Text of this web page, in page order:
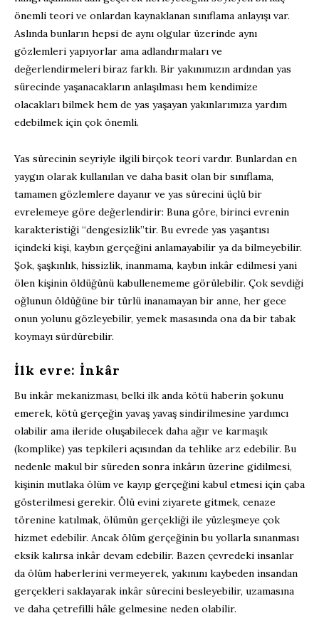
önemli teori ve onlardan kaynaklanan sınıflama anlayışı var.
Aslında bunların hepsi de aynı olgular üzerinde aynı
gözlemleri yapıyorlar ama adlandırmaları ve
değerlendirmeleri biraz farklı. Bir yakınımızın ardından yas
sürecinde yaşanacakların anlaşılması hem kendimize
olacakları bilmek hem de yas yaşayan yakınlarımıza yardım
edebilmek için çok önemli.
Yas sürecinin seyriyle ilgili birçok teori vardır. Bunlardan en
yaygın olarak kullanılan ve daha basit olan bir sınıflama,
tamamen gözlemlere dayanır ve yas sürecini üçlü bir
evrelemeye göre değerlendirir: Buna göre, birinci evrenin
karakteristiği “dengesizlik”tir. Bu evrede yas yaşantısı
içindeki kişi, kaybın gerçeğini anlamayabilir ya da bilmeyebilir.
Şok, şaşkınlık, hissizlik, inanmama, kaybın inkâr edilmesi yani
ölen kişinin öldüğünü kabullenememe görülebilir. Çok sevdiği
oğlunun öldüğüne bir türlü inanamayan bir anne, her gece
onun yolunu gözleyebilir, yemek masasında ona da bir tabak
koymayı sürdürebilir.
İlk evre: İnkâr
Bu inkâr mekanizması, belki ilk anda kötü haberin şokunu
emerek, kötü gerçeğin yavaş yavaş sindirilmesine yardımcı
olabilir ama ileride oluşabilecek daha ağır ve karmaşık
(komplike) yas tepkileri açısından da tehlike arz edebilir. Bu
nedenle makul bir süreden sonra inkârın üzerine gidilmesi,
kişinin mutlaka ölüm ve kayıp gerçeğini kabul etmesi için çaba
gösterilmesi gerekir. Ölü evini ziyarete gitmek, cenaze
törenine katılmak, ölümün gerçekliği ile yüzleşmeye çok
hizmet edebilir. Ancak ölüm gerçeğinin bu yollarla sınanması
eksik kalırsa inkâr devam edebilir. Bazen çevredeki insanlar
da ölüm haberlerini vermeyerek, yakınını kaybeden insandan
gerçekleri saklayarak inkâr sürecini besleyebilir, uzamasına
ve daha çetrefilli hâle gelmesine neden olabilir.